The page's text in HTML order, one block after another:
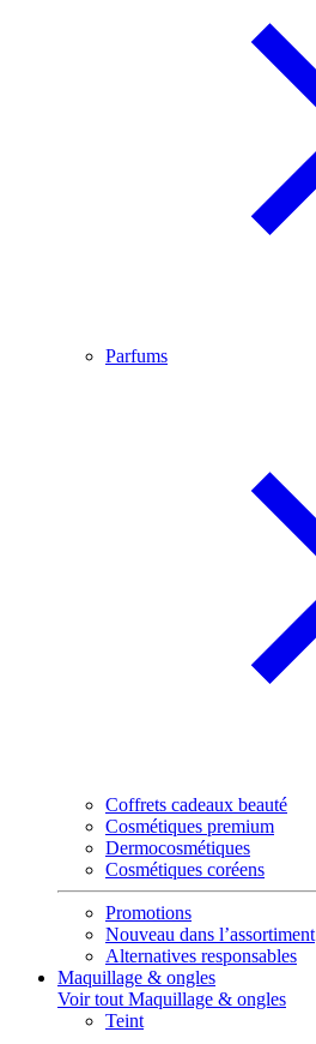
Parfums
Coffrets cadeaux beauté
Cosmétiques premium
Dermocosmétiques
Cosmétiques coréens
Promotions
Nouveau dans l’assortiment
Alternatives responsables
Maquillage & ongles
Voir tout Maquillage & ongles
Teint